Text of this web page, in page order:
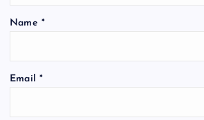
t
o
Name *
Email *